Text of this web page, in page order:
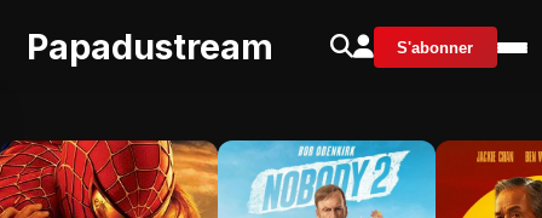
Papadustream S'abonner